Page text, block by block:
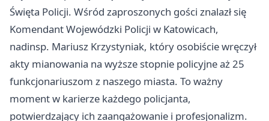
Święta Policji. Wśród zaproszonych gości znalazł się
Komendant Wojewódzki Policji w Katowicach,
nadinsp. Mariusz Krzystyniak, który osobiście wręczył
akty mianowania na wyższe stopnie policyjne aż 25
funkcjonariuszom z naszego miasta. To ważny
moment w karierze każdego policjanta,
potwierdzający ich zaangażowanie i profesjonalizm.